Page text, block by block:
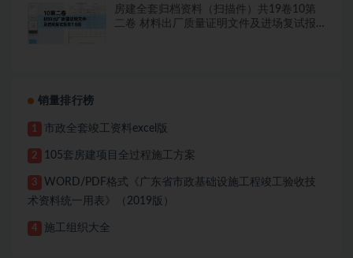
房建全套归档资料（扫描件）共19卷10第
二卷 材料出厂质量证明文件及进场复试报
销量排行榜
1 市政全套竣工资料excel版
2 105套房建项目全过程施工方案
3
WORD/PDF格式《广东省市政基础设施工程竣工验收技
术资料统一用表》（2019版）
4 施工组织大全